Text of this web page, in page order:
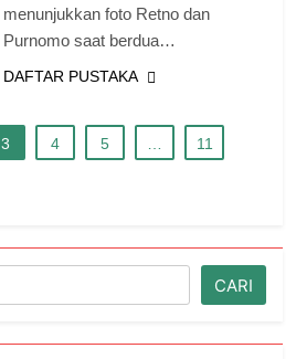
menunjukkan foto Retno dan
Purnomo saat berdua…
DAFTAR PUSTAKA
3 4 5 … 11
CARI